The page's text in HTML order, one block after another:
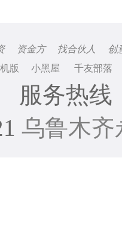
资金方 找合伙人
创
版 小黑屋 千友部落
服务热线
乌鲁木齐